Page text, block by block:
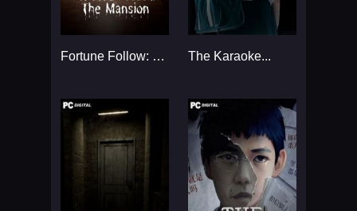
Fortune Follow: The Mansion... The Karaoke...